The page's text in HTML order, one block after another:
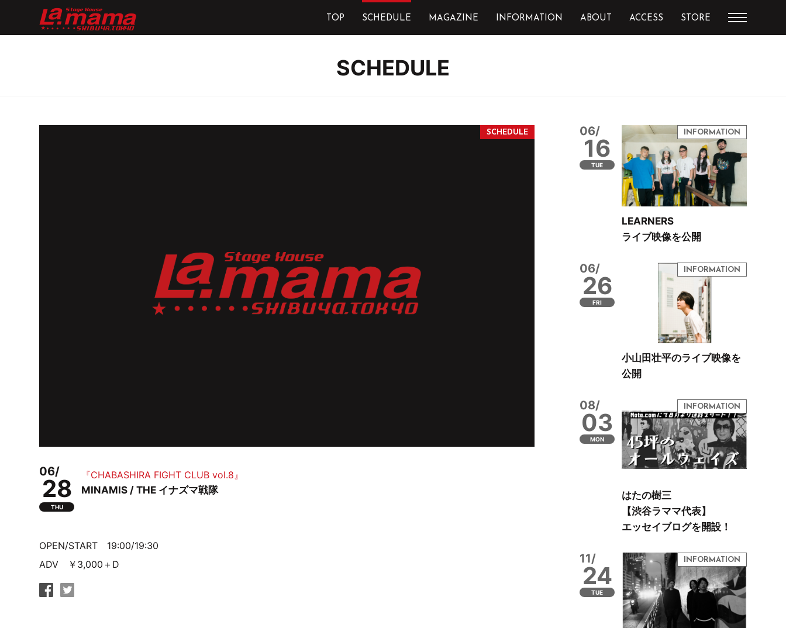
TOP SCHEDULE MAGAZINE INFORMATION ABOUT ACCESS STORE
SCHEDULE
06/
28
THU
『CHABASHIRA FIGHT CLUB vol.8』
MINAMIS / THE イナズマ戦隊
OPEN/START 19:00/19:30
ADV ￥3,000＋D
06/
16
TUE
LEARNERS
ライブ映像を公開
06/
26
FRI
小山田壮平のライブ映像を
公開
08/
03
MON
はたの樹三
【渋谷ラママ代表】
エッセイブログを開設！
11/
24
TUE